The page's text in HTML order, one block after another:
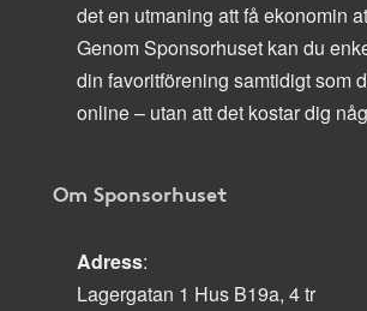
det en utmaning att få ekonomin
Genom Sponsorhuset kan du
din favoritförening samtidigt som
online – utan att det kostar dig
Om Sponsorhuset
Adress:
Lagergatan 1 Hus B19a, 4 tr